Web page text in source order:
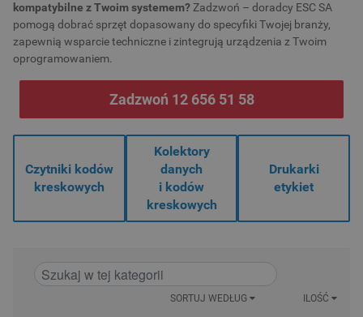
kompatybilne z Twoim systemem?Zadzwoń – doradcy ESC SA
pomogą dobrać sprzęt dopasowany do specyfiki Twojej branży,
zapewnią wsparcie techniczne i zintegrują urządzenia z Twoim
oprogramowaniem.
Zadzwoń 12 656 51 58
Czytniki kodów
kreskowych
Kolektory
danych
i kodów
kreskowych
Drukarki
etykiet
SORTUJ WEDŁUG ILOŚĆ